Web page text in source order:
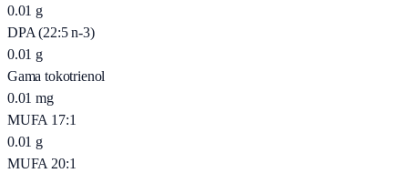
0.01 g
DPA (22:5 n-3)
0.01 g
Gama tokotrienol
0.01 mg
MUFA 17:1
0.01 g
MUFA 20:1